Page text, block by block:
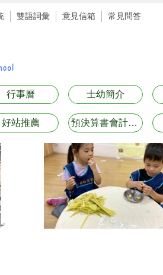
雙語詞彙 意見信箱 常見問答
行事曆 士幼簡介
好站推薦 預決算書會計月報表專區